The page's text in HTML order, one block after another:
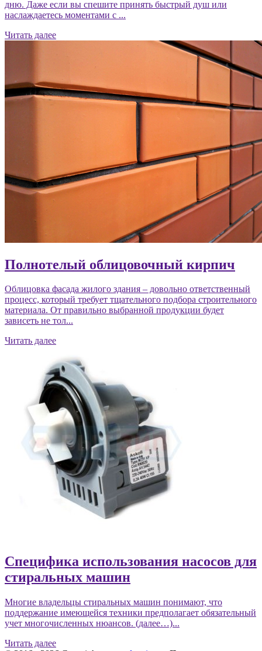
дню. Даже если вы спешите принять быстрый душ или
наслаждаетесь моментами с ...
Читать далее
Полнотелый облицовочный кирпич
Облицовка фасада жилого здания – довольно ответственный
процесс, который требует тщательного подбора строительного
материала. От правильно выбранной продукции будет
зависеть не тол...
Читать далее
Специфика использования насосов для
стиральных машин
Многие владельцы стиральных машин понимают, что
поддержание имеющейся техники предполагает обязательный
учет многочисленных нюансов. (далее…)...
Читать далее